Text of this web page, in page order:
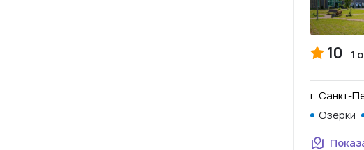
10 1
г. Санкт-
Озерки